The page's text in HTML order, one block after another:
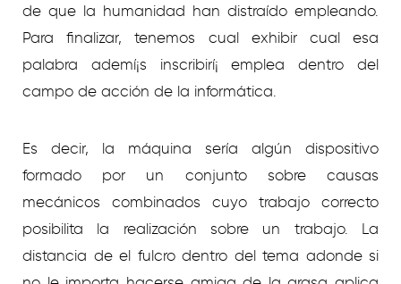
de que la humanidad han distraído empleando.
Para finalizar, tenemos cual exhibir cual esa
palabra ademí¡s inscribirí¡ emplea dentro del
campo de acción de la informática.
Es decir, la máquina serí­a algún dispositivo
formado por un conjunto sobre causas
mecánicos combinados cuyo trabajo correcto
posibilita la realización sobre un trabajo. La
distancia de el fulcro dentro del tema adonde si